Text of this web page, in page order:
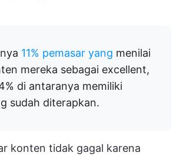
11% pemasar yang menilai
mereka sebagai excellent,
di antaranya memiliki
sudah diterapkan.
konten tidak gagal karena